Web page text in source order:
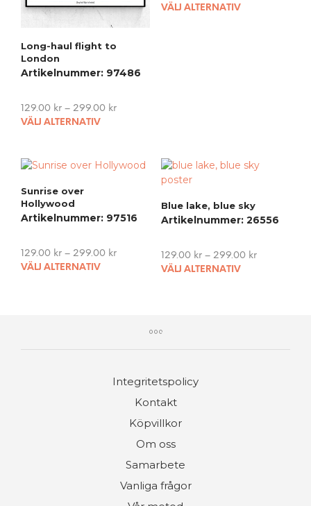
Long-haul flight to
London
Artikelnummer: 97486
129.00 kr – 299.00 kr
VÄLJ ALTERNATIV
multiple
variants.
options
may
chosen
on
VÄLJ ALTERNATIV
Sunrise over
Hollywood
Artikelnummer: 97516
129.00 kr – 299.00 kr
VÄLJ ALTERNATIV
This
be
chosen
the
product
Blue lake, blue sky
Artikelnummer: 26556
129.00 kr– 299.00 kr
VÄLJ ALTERNATIV
Integritetspolicy
Kontakt
Köpvillkor
Om oss
Samarbete
Vanliga frågor